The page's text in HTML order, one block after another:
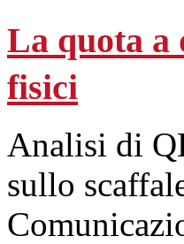
La quota a
fisici
Analisi di
sullo